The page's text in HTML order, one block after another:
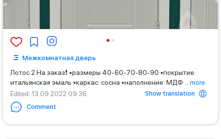
Межкомнатная дверь
Лотос 2 На заказ❗️ •размеры 40-60-70-80-90 •покрытие:
итальянская эмаль •каркас: сосна •наполнение: МДФ
more
Edited: 13.09.2022 09:36
Show translation
Comment